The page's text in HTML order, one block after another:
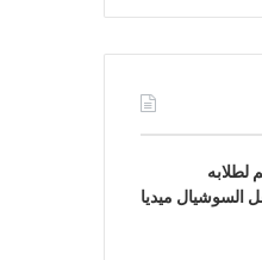
لطلابه
السوشيال ميديا